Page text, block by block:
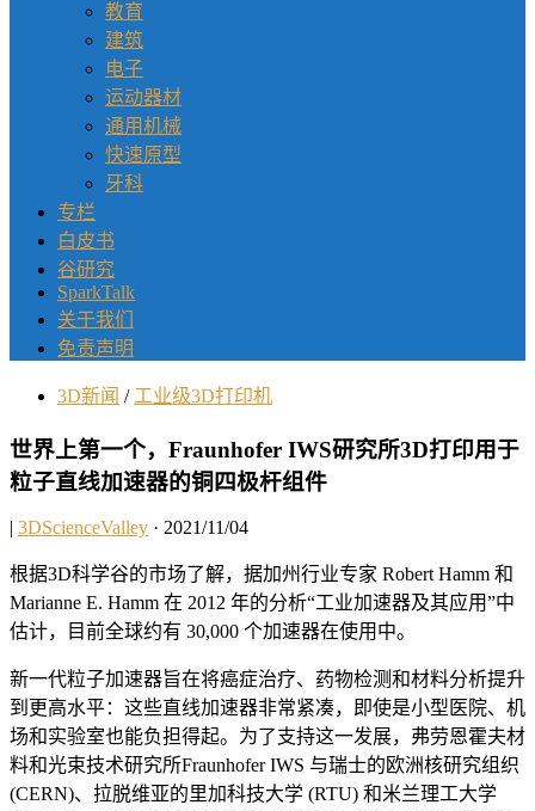
教育
建筑
电子
运动器材
通用机械
快速原型
牙科
专栏
白皮书
谷研究
SparkTalk
关于我们
免责声明
3D新闻 / 工业级3D打印机
世界上第一个，Fraunhofer IWS研究所3D打印用于
粒子直线加速器的铜四极杆组件
| 3DScienceValley · 2021/11/04
根据3D科学谷的市场了解，据加州行业专家 Robert Hamm 和
Marianne E. Hamm 在 2012 年的分析“工业加速器及其应用”中
估计，目前全球约有 30,000 个加速器在使用中。
新一代粒子加速器旨在将癌症治疗、药物检测和材料分析提升
到更高水平：这些直线加速器非常紧凑，即使是小型医院、机
场和实验室也能负担得起。为了支持这一发展，弗劳恩霍夫材
料和光束技术研究所Fraunhofer IWS 与瑞士的欧洲核研究组织
(CERN)、拉脱维亚的里加科技大学 (RTU) 和米兰理工大学